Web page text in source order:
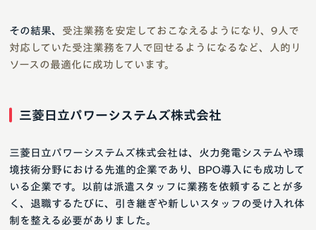
その結果、 受注業務を安定しておこなえるようになり、9人で
対応していた受注業務を7人で回せるようになるなど、人的リ
ソースの最適化に成功しています。
三菱日立パワーシステムズ株式会社
三菱日立パワーシステムズ株式会社は、火力発電システムや環
境技術分野における先進的企業であり、BPO導入にも成功して
いる企業です。以前は派遣スタッフに業務を依頼することが多
く、退職するたびに、引き継ぎや新しいスタッフの受け入れ体
制を整える必要がありました。